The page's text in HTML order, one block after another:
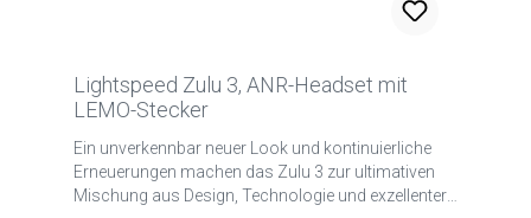
Lightspeed Zulu 3, ANR-Headset mit
LEMO-Stecker
Ein unverkennbar neuer Look und kontinuierliche
Erneuerungen machen das Zulu 3 zur ultimativen
Mischung aus Design, Technologie und exzellenter